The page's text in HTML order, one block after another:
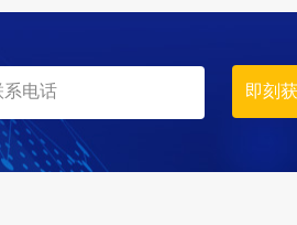
设计产能
生产原料